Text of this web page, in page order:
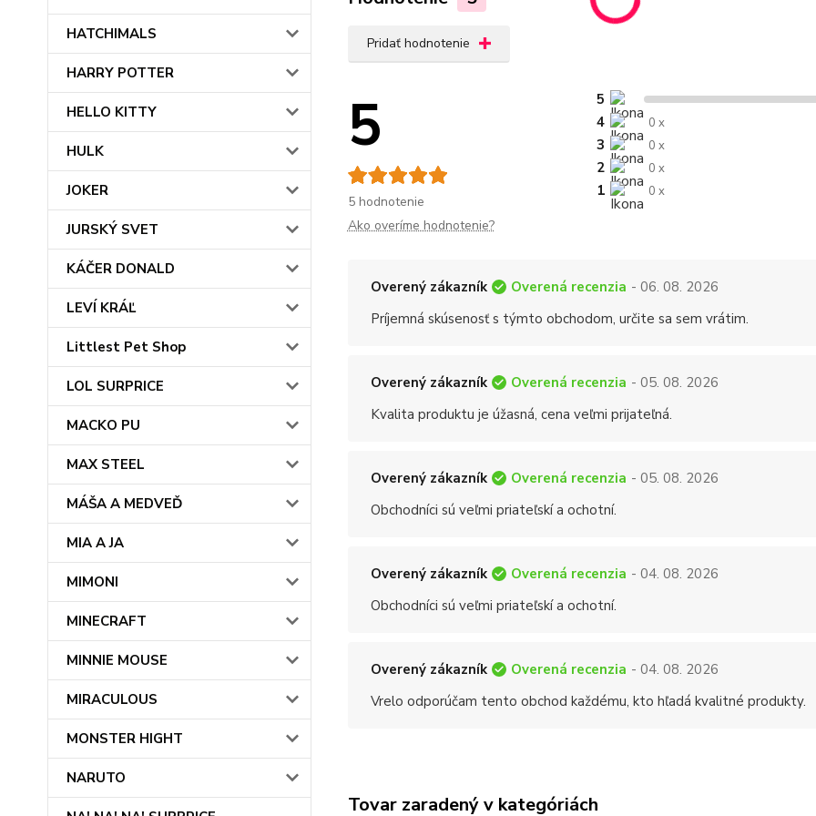
HATCHIMALS
HARRY POTTER
HELLO KITTY
HULK
JOKER
JURSKÝ SVET
KÁČER DONALD
LEVÍ KRÁĽ
Littlest Pet Shop
LOL SURPRICE
MACKO PU
MAX STEEL
MÁŠA A MEDVEĎ
MIA A JA
MIMONI
MINECRAFT
MINNIE MOUSE
MIRACULOUS
MONSTER HIGHT
NARUTO
Pridať hodnotenie
5
5 hodnotenie
5
4
0 x
3 0 x
2 0 x
1 0 x
Ako overíme hodnotenie?
Overený zákazník Overená recenzia - 06. 08. 2026
Príjemná skúsenosť s týmto obchodom, určite sa sem vrátim.
Overený zákazník Overená recenzia - 05. 08. 2026
Kvalita produktu je úžasná, cena veľmi prijateľná.
Overený zákazník Overená recenzia - 05. 08. 2026
Obchodníci sú veľmi priateľskí a ochotní.
Overený zákazník Overená recenzia - 04. 08. 2026
Obchodníci sú veľmi priateľskí a ochotní.
Overený zákazník Overená recenzia - 04. 08. 2026
Vrelo odporúčam tento obchod každému, kto hľadá kvalitné produkty.
Tovar zaradený v kategóriách